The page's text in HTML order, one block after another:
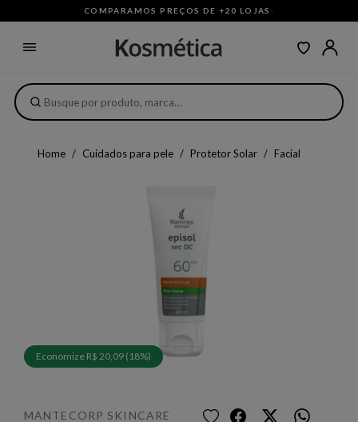
COMPARAMOS PREÇOS DE +20 LOJAS ·
Home Cuidados para pele Protetor Solar Facial
Economize R$ 20,09 (18%)
MANTECORP SKINCARE